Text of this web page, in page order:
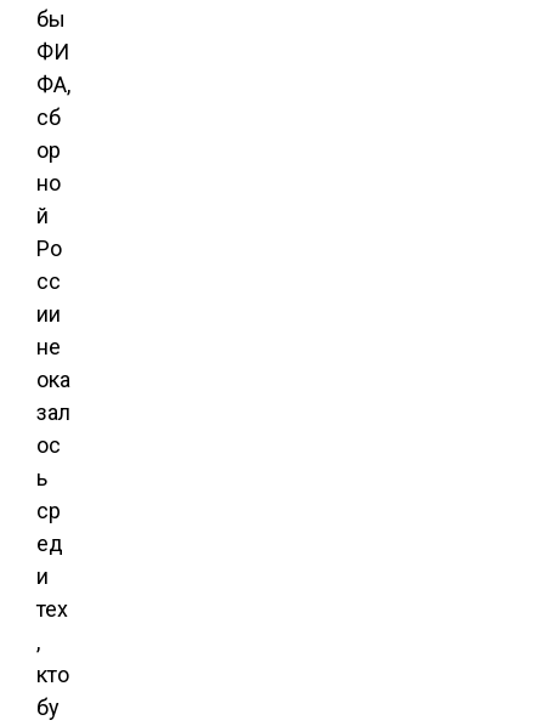
бы
ФИ
ФА,
сб
ор
но
й
Ро
сс
ии
не
ока
зал
ос
ь
ср
ед
и
тех
,
кто
бу